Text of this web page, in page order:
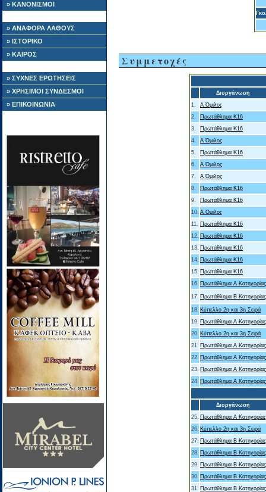
» ΚΑΝΟΝΙΣΜΟΙ
» ΑΝΑΦΟΡΑ ΛΑΘΟΥΣ
» ΙΣΤΟΡΙΚΟ
» ΚΑΙΡΟΣ
» ΣΥΧΝΕΣ ΕΡΩΤΗΣΕΙΣ
» ΧΡΗΣΙΜΟΙ ΣΥΝΔΕΣΜΟΙ
» ΕΠΙΚΟΙΝΩΝΙΑ
Συμμετοχές
Διοργάνωση
1.
Α Όμιλος
2.
Πρωτάθλημα Κ16
3.
Πρωτάθλημα Κ16
4.
Α Όμιλος
5.
Πρωτάθλημα Κ16
6.
Α Όμιλος
7.
Α Όμιλος
8.
Πρωτάθλημα Κ16
9.
Πρωτάθλημα Κ16
10. Α Όμιλος
11. Πρωτάθλημα Κ16
12. Πρωτάθλημα Κ16
13. Πρωτάθλημα Κ16
14. Πρωτάθλημα Κ16
15. Πρωτάθλημα Κ16
16. Πρωτάθλημα Α Κατηγορίας
17. Πρωτάθλημα Β Κατηγορίας
18. Κύπελλο 2η και 3η Σειρά
19. Πρωτάθλημα Α Κατηγορίας
20. Κύπελλο 2η και 3η Σειρά
21. Πρωτάθλημα Α Κατηγορίας
22. Πρωτάθλημα Α Κατηγορίας
23. Πρωτάθλημα Α Κατηγορίας
24. Πρωτάθλημα Α Κατηγορίας
Διοργάνωση
25. Πρωτάθλημα Α Κατηγορίας
26. Κύπελλο 2η και 3η Σειρά
27. Πρωτάθλημα Β Κατηγορίας
28. Πρωτάθλημα Β Κατηγορίας
29. Πρωτάθλημα Β Κατηγορίας
30. Πρωτάθλημα Β Κατηγορίας
31. Πρωτάθλημα Β Κατηγορίας